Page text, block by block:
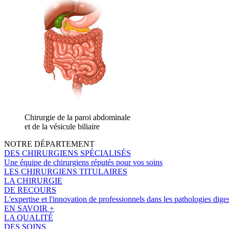
Chirurgie de la paroi abdominale
et de la vésicule biliaire
NOTRE DÉPARTEMENT
DES CHIRURGIENS SPÉCIALISÉS
Une équipe de chirurgiens réputés pour vos soins
LES CHIRURGIENS TITULAIRES
LA CHIRURGIE
DE RECOURS
L'expertise et l'innovation de professionnels dans les pathologies
EN SAVOIR +
LA QUALITÉ
DES SOINS